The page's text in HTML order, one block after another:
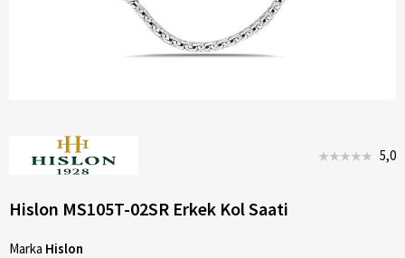
5,0
Hislon MS105T-02SR Erkek Kol Saati
Marka Hislon